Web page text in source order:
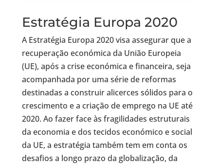
Estratégia Europa 2020
A Estratégia Europa 2020 visa assegurar que a
recuperação económica da União Europeia
(UE), após a crise económica e financeira, seja
acompanhada por uma série de reformas
destinadas a construir alicerces sólidos para o
crescimento e a criação de emprego na UE até
2020. Ao fazer face às fragilidades estruturais
da economia e dos tecidos económico e social
da UE, a estratégia também tem em conta os
desafios a longo prazo da globalização, da